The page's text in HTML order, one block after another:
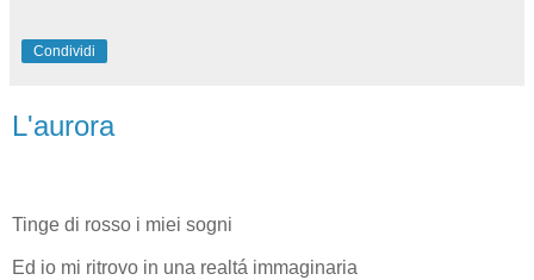
Condividi
L'aurora
Tinge di rosso i miei sogni
Ed io mi ritrovo in una realtá immaginaria